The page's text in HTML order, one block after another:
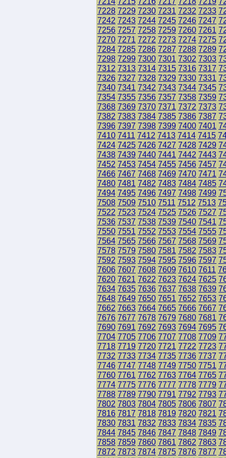
7228 7229 7230 7231 7232 7233
7242 7243 7244 7245 7246 7247
7256 7257 7258 7259 7260 7261
7270 7271 7272 7273 7274 7275
7284 7285 7286 7287 7288 7289
7298 7299 7300 7301 7302 7303
7312 7313 7314 7315 7316 7317
7326 7327 7328 7329 7330 7331
7340 7341 7342 7343 7344 7345
7354 7355 7356 7357 7358 7359
7368 7369 7370 7371 7372 7373
7382 7383 7384 7385 7386 7387
7396 7397 7398 7399 7400 7401
7410 7411 7412 7413 7414 7415
7424 7425 7426 7427 7428 7429
7438 7439 7440 7441 7442 7443
7452 7453 7454 7455 7456 7457
7466 7467 7468 7469 7470 7471
7480 7481 7482 7483 7484 7485
7494 7495 7496 7497 7498 7499
7508 7509 7510 7511 7512 7513
7522 7523 7524 7525 7526 7527
7536 7537 7538 7539 7540 7541
7550 7551 7552 7553 7554 7555
7564 7565 7566 7567 7568 7569
7578 7579 7580 7581 7582 7583
7592 7593 7594 7595 7596 7597
7606 7607 7608 7609 7610 7611
7620 7621 7622 7623 7624 7625
7634 7635 7636 7637 7638 7639
7648 7649 7650 7651 7652 7653
7662 7663 7664 7665 7666 7667
7676 7677 7678 7679 7680 7681
7690 7691 7692 7693 7694 7695
7704 7705 7706 7707 7708 7709
7718 7719 7720 7721 7722 7723
7732 7733 7734 7735 7736 7737
7746 7747 7748 7749 7750 7751
7760 7761 7762 7763 7764 7765
7774 7775 7776 7777 7778 7779
7788 7789 7790 7791 7792 7793
7802 7803 7804 7805 7806 7807
7816 7817 7818 7819 7820 7821
7830 7831 7832 7833 7834 7835
7844 7845 7846 7847 7848 7849
7858 7859 7860 7861 7862 7863
7872 7873 7874 7875 7876 7877